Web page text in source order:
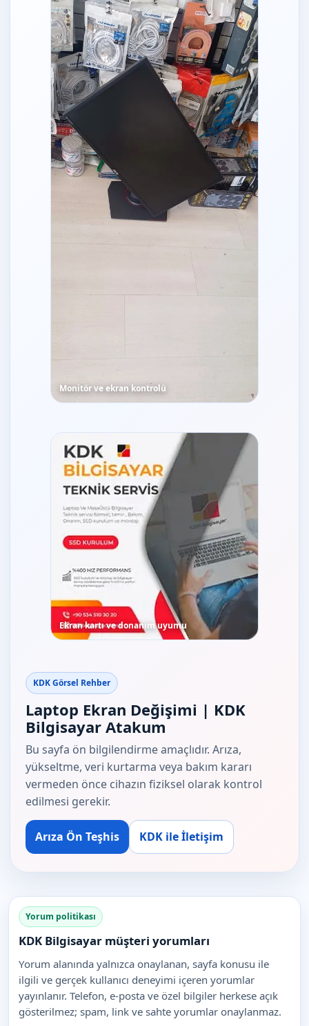
Monitör ve ekran kontrolü
Ekran kartı ve donanım uyumu
KDK Görsel Rehber
Laptop Ekran Değişimi | KDK
Bilgisayar Atakum
Bu sayfa ön bilgilendirme amaçlıdır. Arıza,
yükseltme, veri kurtarma veya bakım kararı
vermeden önce cihazın fiziksel olarak kontrol
edilmesi gerekir.
Arıza Ön Teşhis KDK ile İletişim
Yorum politikası
KDK Bilgisayar müşteri yorumları
Yorum alanında yalnızca onaylanan, sayfa konusu ile
ilgili ve gerçek kullanıcı deneyimi içeren yorumlar
yayınlanır. Telefon, e-posta ve özel bilgiler herkese açık
gösterilmez; spam, link ve sahte yorumlar onaylanmaz.